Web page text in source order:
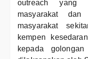
outreach yang
masyarakat dan
masyarakat
kempen
kepada